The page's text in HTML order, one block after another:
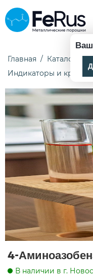
Главная Каталог
Индикаторы и
4-
В наличии в г.